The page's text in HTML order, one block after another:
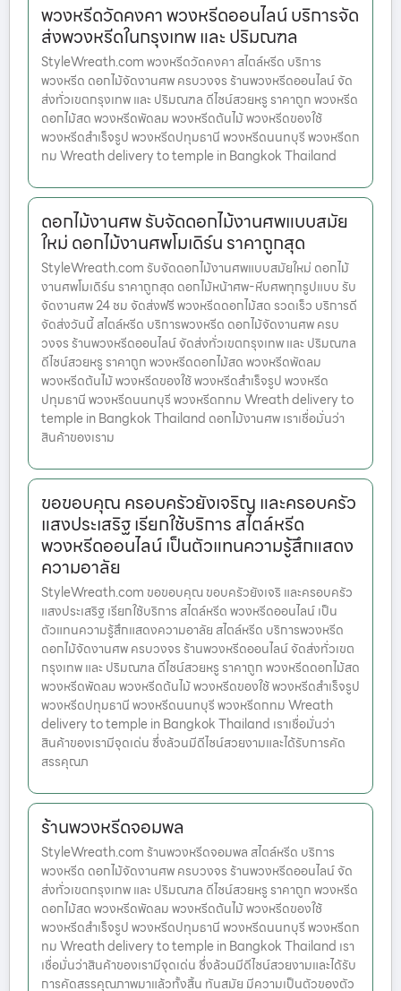
พวงหรีดวัดคงคา พวงหรีดออนไลน์ บริการจัด
ส่งพวงหรีดในกรุงเทพ และ ปริมณฑล
StyleWreath.com พวงหรีดวัดคงคา สไตล์หรีด บริการ
พวงหรีด ดอกไม้จัดงานศพ ครบวงจร ร้านพวงหรีดออนไลน์ จัด
ส่งทั่วเขตกรุงเทพ และ ปริมณฑล ดีไซน์สวยหรู ราคาถูก พวงหรีด
ดอกไม้สด พวงหรีดพัดลม พวงหรีดต้นไม้ พวงหรีดของใช้
พวงหรีดสำเร็จรูป พวงหรีดปทุมธานี พวงหรีดนนทบุรี พวงหรีดก
ทม Wreath delivery to temple in Bangkok Thailand
ดอกไม้งานศพ รับจัดดอกไม้งานศพแบบสมัย
ใหม่ ดอกไม้งานศพโมเดิร์น ราคาถูกสุด
StyleWreath.com รับจัดดอกไม้งานศพแบบสมัยใหม่ ดอกไม้
งานศพโมเดิร์น ราคาถูกสุด ดอกไม้หน้าศพ-หีบศพทุกรูปแบบ รับ
จัดงานศพ 24 ชม จัดส่งฟรี พวงหรีดดอกไม้สด รวดเร็ว บริการดี
จัดส่งวันนี้ สไตล์หรีด บริการพวงหรีด ดอกไม้จัดงานศพ ครบ
วงจร ร้านพวงหรีดออนไลน์ จัดส่งทั่วเขตกรุงเทพ และ ปริมณฑล
ดีไซน์สวยหรู ราคาถูก พวงหรีดดอกไม้สด พวงหรีดพัดลม
พวงหรีดต้นไม้ พวงหรีดของใช้ พวงหรีดสำเร็จรูป พวงหรีด
ปทุมธานี พวงหรีดนนทบุรี พวงหรีดกทม Wreath delivery to
temple in Bangkok Thailand ดอกไม้งานศพ เราเชื่อมั่นว่า
สินค้าของเราม
ขอขอบคุณ ครอบครัวยังเจริญ และครอบครัว
แสงประเสริฐ เรียกใช้บริการ สไตล์หรีด
พวงหรีดออนไลน์ เป็นตัวแทนความรู้สึกแสดง
ความอาลัย
StyleWreath.com ขอขอบคุณ ขอบครัวยังเจริ และครอบครัว
แสงประเสริฐ เรียกใช้บริการ สไตล์หรีด พวงหรีดออนไลน์ เป็น
ตัวแทนความรู้สึกแสดงความอาลัย สไตล์หรีด บริการพวงหรีด
ดอกไม้จัดงานศพ ครบวงจร ร้านพวงหรีดออนไลน์ จัดส่งทั่วเขต
กรุงเทพ และ ปริมณฑล ดีไซน์สวยหรู ราคาถูก พวงหรีดดอกไม้สด
พวงหรีดพัดลม พวงหรีดต้นไม้ พวงหรีดของใช้ พวงหรีดสำเร็จรูป
พวงหรีดปทุมธานี พวงหรีดนนทบุรี พวงหรีดกทม Wreath
delivery to temple in Bangkok Thailand เราเชื่อมั่นว่า
สินค้าของเรามีจุดเด่น ซึ่งล้วนมีดีไซน์สวยงามและได้รับการคัด
สรรคุณภ
ร้านพวงหรีดจอมพล
StyleWreath.com ร้านพวงหรีดจอมพล สไตล์หรีด บริการ
พวงหรีด ดอกไม้จัดงานศพ ครบวงจร ร้านพวงหรีดออนไลน์ จัด
ส่งทั่วเขตกรุงเทพ และ ปริมณฑล ดีไซน์สวยหรู ราคาถูก พวงหรีด
ดอกไม้สด พวงหรีดพัดลม พวงหรีดต้นไม้ พวงหรีดของใช้
พวงหรีดสำเร็จรูป พวงหรีดปทุมธานี พวงหรีดนนทบุรี พวงหรีดก
ทม Wreath delivery to temple in Bangkok Thailand เรา
เชื่อมั่นว่าสินค้าของเรามีจุดเด่น ซึ่งล้วนมีดีไซน์สวยงามและได้รับ
การคัดสรรคุณภาพมาแล้วทั้งสิ้น ทันสมัย มีความเป็นตัวของตัว